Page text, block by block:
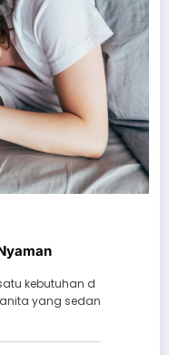
kebutuhan d
yang sedan